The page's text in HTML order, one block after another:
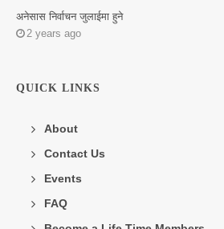
अनेसास निर्वाचन जुलाईमा हुने
2 years ago
QUICK LINKS
About
Contact Us
Events
FAQ